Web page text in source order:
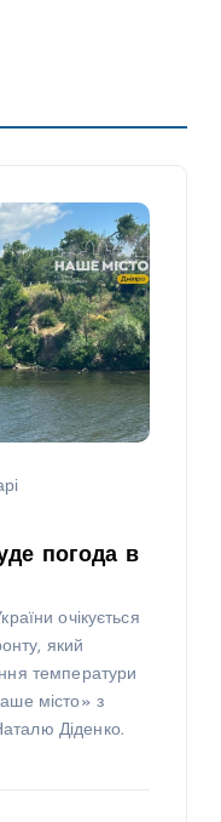
погода в
очікується
який
температури
місто» з
Діденко.